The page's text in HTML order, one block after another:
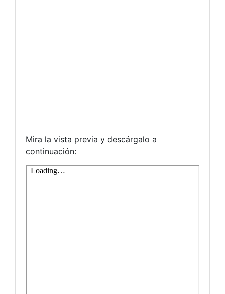
Mira la vista previa y descárgalo a
continuación: